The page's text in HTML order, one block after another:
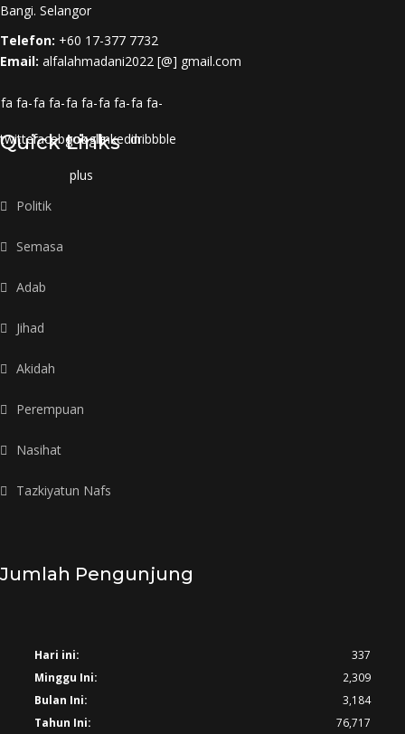
Bangi. Selangor
Telefon: +60 17-377 7732
Email: alfalahmadani2022 [@] gmail.com
fa fa-
twitter
fa fa-
facebook
fa fa-
google-
plus
fa fa-
linkedin
fa fa-
dribbble
Quick Links
Politik
Semasa
Adab
Jihad
Akidah
Perempuan
Nasihat
Tazkiyatun Nafs
Jumlah Pengunjung
Hari ini:
337
Minggu Ini:
2,309
Bulan Ini:
3,184
Tahun Ini:
76,717